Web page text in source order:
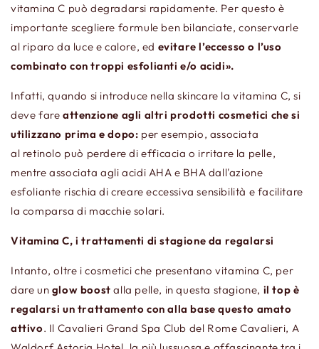
vitamina C può degradarsi rapidamente. Per questo è
importante scegliere formule ben bilanciate, conservarle
al riparo da luce e calore, ed evitare l’eccesso o l’uso
combinato con troppi esfolianti e/o acidi».
Infatti, quando si introduce nella skincare la vitamina C, si
deve fare attenzione agli altri prodotti cosmetici che si
utilizzano prima e dopo: per esempio, associata
al retinolo può perdere di efficacia o irritare la pelle,
mentre associata agli acidi AHA e BHA dall'azione
esfoliante rischia di creare eccessiva sensibilità e facilitare
la comparsa di macchie solari.
Vitamina C, i trattamenti di stagione da regalarsi
Intanto, oltre i cosmetici che presentano vitamina C, per
dare un glow boost alla pelle, in questa stagione, il top è
regalarsi un trattamento con alla base questo amato
attivo. Il Cavalieri Grand Spa Club del Rome Cavalieri, A